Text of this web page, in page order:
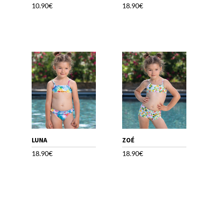
10.90€ 18.90€
LUNA
18.90€
ZOÉ
18.90€